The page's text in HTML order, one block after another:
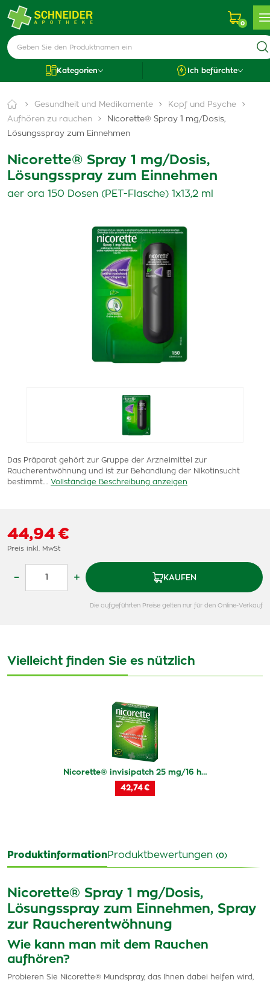
0
Kategorien Ich befürchte
Gesundheit und Medikamente
Kopf und Psyche
Aufhören zu rauchen
Nicorette® Spray 1 mg/Dosis,
Lösungsspray zum Einnehmen
Nicorette® Spray 1 mg/Dosis,
Lösungsspray zum Einnehmen
aer ora 150 Dosen (PET-Flasche) 1x13,2 ml
Das Präparat gehört zur Gruppe der Arzneimittel zur
Raucherentwöhnung und ist zur Behandlung der Nikotinsucht
bestimmt.…
Vollständige Beschreibung anzeigen
44,94 €
Preis inkl. MwSt
– + KAUFEN
Die aufgeführten Preise gelten nur für den Online-Verkauf
Vielleicht finden Sie es nützlich
Nicorette® invisipatch 25 mg/16 h…
42,74 €
ProduktinformationProduktbewertungen (0)
Nicorette® Spray 1 mg/Dosis,
Lösungsspray zum Einnehmen, Spray
zur Raucherentwöhnung
Wie kann man mit dem Rauchen
aufhören?
Probieren Sie Nicorette® Mundspray, das Ihnen dabei helfen wird,